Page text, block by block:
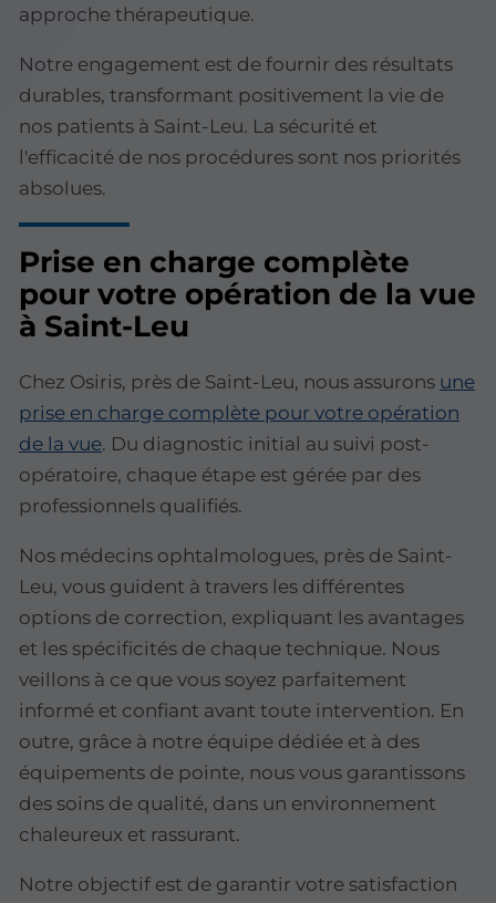
approche thérapeutique.
Notre engagement est de fournir des résultats
durables, transformant positivement la vie de
nos patients à Saint-Leu. La sécurité et
l'efficacité de nos procédures sont nos priorités
absolues.
Prise en charge complète
pour votre opération de la vue
à Saint-Leu
Chez Osiris, près de Saint-Leu, nous assurons une
prise en charge complète pour votre opération
de la vue. Du diagnostic initial au suivi post-
opératoire, chaque étape est gérée par des
professionnels qualifiés.
Nos médecins ophtalmologues, près de Saint-
Leu, vous guident à travers les différentes
options de correction, expliquant les avantages
et les spécificités de chaque technique. Nous
veillons à ce que vous soyez parfaitement
informé et confiant avant toute intervention. En
outre, grâce à notre équipe dédiée et à des
équipements de pointe, nous vous garantissons
des soins de qualité, dans un environnement
chaleureux et rassurant.
Notre objectif est de garantir votre satisfaction